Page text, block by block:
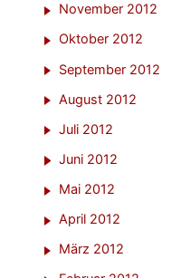
November 2012
Oktober 2012
September 2012
August 2012
Juli 2012
Juni 2012
Mai 2012
April 2012
März 2012